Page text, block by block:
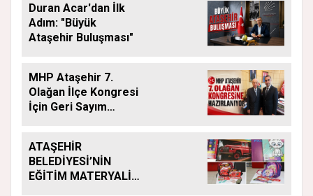
Duran Acar'dan İlk
Adım: "Büyük
Ataşehir Buluşması"
MHP Ataşehir 7.
Olağan İlçe Kongresi
İçin Geri Sayım
ATAŞEHİR
BELEDİYESİ’NİN
EĞİTİM MATERYALİ